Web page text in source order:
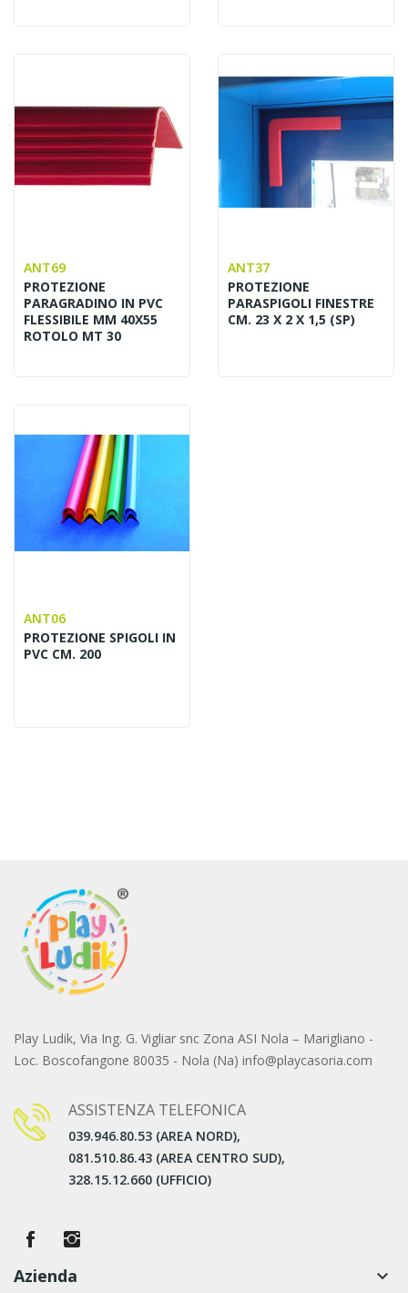
ANT69
PROTEZIONE
PARAGRADINO IN PVC
FLESSIBILE MM 40X55
ROTOLO MT 30
ANT37
PROTEZIONE
PARASPIGOLI FINESTRE
CM. 23 X 2 X 1,5 (SP)
ANT06
PROTEZIONE SPIGOLI IN
PVC CM. 200
Play Ludik, Via Ing. G. Vigliar snc Zona ASI Nola – Marigliano -
Loc. Boscofangone 80035 - Nola (Na) info@playcasoria.com
ASSISTENZA TELEFONICA
039.946.80.53 (AREA NORD),
081.510.86.43 (AREA CENTRO SUD),
328.15.12.660 (UFFICIO)
Azienda keyboard_arrow_down